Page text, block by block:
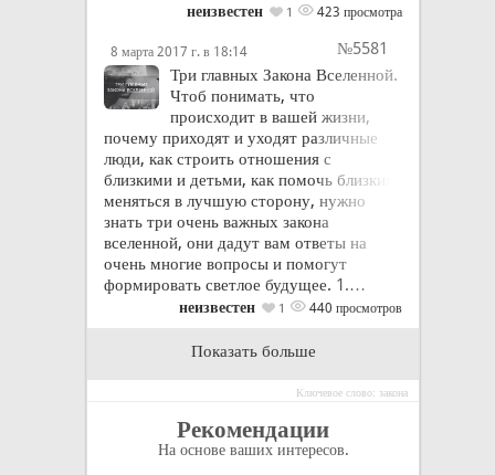
неизвестен 1 423 просмотра
8 марта 2017 г. в 18:14
№5581
Три главных Закона Вселенной.
Чтоб понимать, что
происходит в вашей жизни,
почему приходят и уходят различные
люди, как строить отношения с
близкими и детьми, как помочь близким
меняться в лучшую сторону, нужно
знать три очень важных закона
вселенной, они дадут вам ответы на
очень многие вопросы и помогут
формировать светлое будущее. 1.…
неизвестен 1 440 просмотров
Показать больше
Ключевое слово: закона
Рекомендации
На основе ваших интересов.